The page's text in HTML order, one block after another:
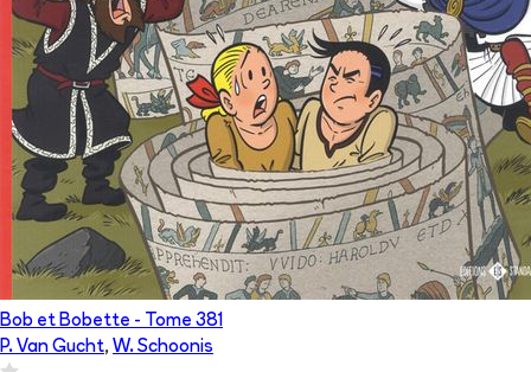
Bob et Bobette - Tome 381
P. Van Gucht, W. Schoonis